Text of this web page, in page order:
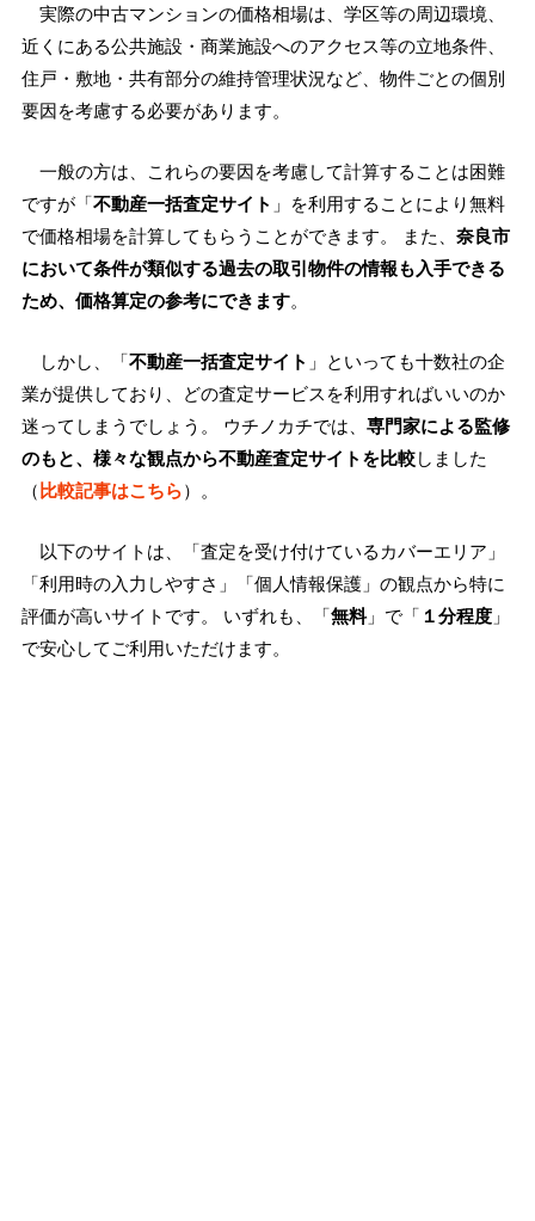
実際の中古マンションの価格相場は、学区等の周辺環境、
近くにある公共施設・商業施設へのアクセス等の立地条件、
住戸・敷地・共有部分の維持管理状況など、物件ごとの個別
要因を考慮する必要があります。
一般の方は、これらの要因を考慮して計算することは困難
ですが「不動産一括査定サイト 」を利用することにより無料
で価格相場を計算してもらうことができます。 また、 奈良市
において条件が類似する過去の取引物件の情報も入手できる
ため、価格算定の参考にできます。
しかし、「不動産一括査定サイト 」といっても十数社の企
業が提供しており、どの査定サービスを利用すればいいのか
迷ってしまうでしょう。 ウチノカチでは、 専門家による監修
のもと、様々な観点から不動産査定サイトを比較しました
（比較記事はこちら）。
以下のサイトは、「査定を受け付けているカバーエリア」
「利用時の入力しやすさ」「個人情報保護」の観点から特に
評価が高いサイトです。 いずれも、「無料」で「 １分程度 」
で安心してご利用いただけます。